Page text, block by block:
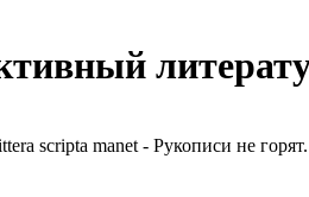
scripta manet - Рукописи не горят.